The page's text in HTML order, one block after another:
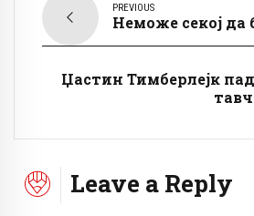
PREVIOUS
Неможе секој да
Џастин Тимберлејк
Leave a Reply